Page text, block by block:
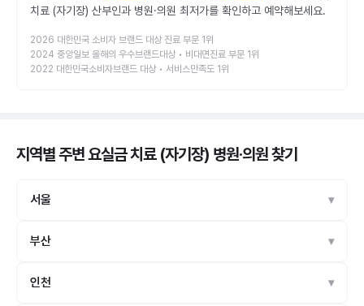
치료 (자기장) 산부인과 병원·의원 최저가를 확인하고 예약해보세요.
2026 대한민국 소비자 브랜드 대상 진료 부문 1위
2024 중앙일보 올해의 우수브랜드대상 • 비대면진료 부문 1위
2022 대한민국소비자브랜드 대상 • 서비스만족도 1위
지역별 주변 요실금 치료 (자기장) 병원·의원찾기
서울
부산
인천